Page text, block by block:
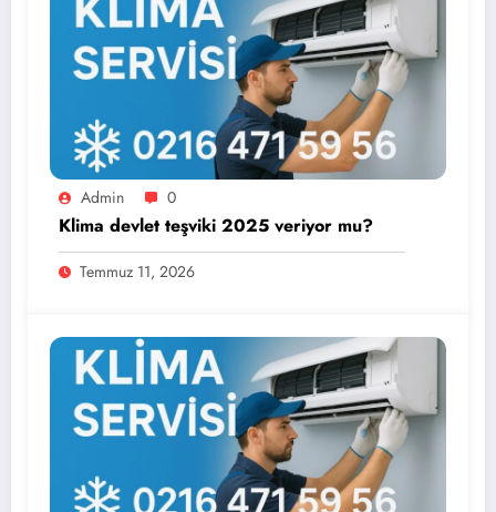
Admin 0
Klima devlet teşviki 2025 veriyor mu?
Temmuz 11, 2026